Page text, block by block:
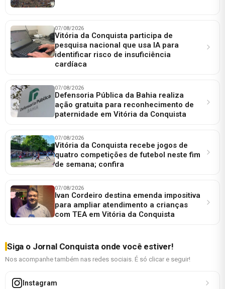
07/08/2026
Vitória da Conquista participa de
pesquisa nacional que usa IA para
identificar risco de insuficiência
cardíaca
07/08/2026
Defensoria Pública da Bahia realiza
ação gratuita para reconhecimento de
paternidade em Vitória da Conquista
07/08/2026
Vitória da Conquista recebe jogos de
quatro competições de futebol neste fim
de semana; confira
07/08/2026
Ivan Cordeiro destina emenda impositiva
para ampliar atendimento a crianças
com TEA em Vitória da Conquista
Siga o Jornal Conquista onde você estiver!
Nos acompanhe também nas redes sociais. É só clicar e seguir!
Instagram